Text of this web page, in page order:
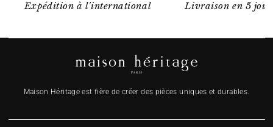
Expédition à l'international Livraison en 5
Maison Héritage est fière de créer des pièces uniques et durables.